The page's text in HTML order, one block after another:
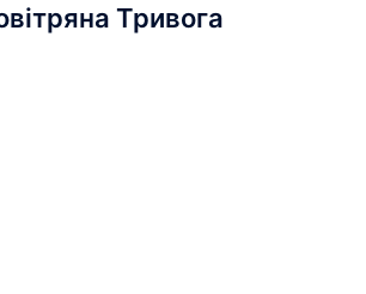
Тривога